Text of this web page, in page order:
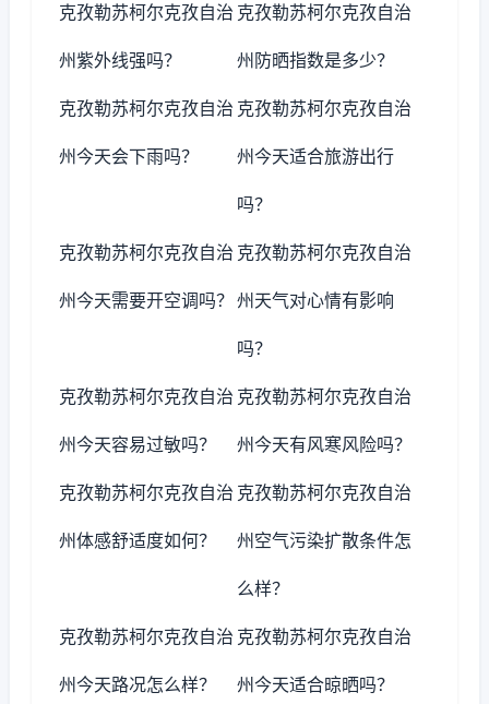
克孜勒苏柯尔克孜自治
州紫外线强吗？
克孜勒苏柯尔克孜自治
州防晒指数是多少？
克孜勒苏柯尔克孜自治
州今天会下雨吗？
克孜勒苏柯尔克孜自治
州今天适合旅游出行
吗？
克孜勒苏柯尔克孜自治
州今天需要开空调吗？
克孜勒苏柯尔克孜自治
州天气对心情有影响
吗？
克孜勒苏柯尔克孜自治
州今天容易过敏吗？
克孜勒苏柯尔克孜自治
州今天有风寒风险吗？
克孜勒苏柯尔克孜自治
州体感舒适度如何？
克孜勒苏柯尔克孜自治
州空气污染扩散条件怎
么样？
克孜勒苏柯尔克孜自治
州今天路况怎么样？
克孜勒苏柯尔克孜自治
州今天适合晾晒吗？